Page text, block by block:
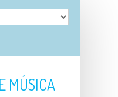
MÚSICA